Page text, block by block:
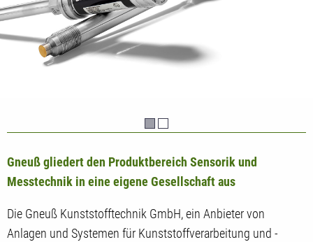
Gneuß gliedert den Produktbereich Sensorik und
Messtechnik in eine eigene Gesellschaft aus
Die Gneuß Kunststofftechnik GmbH, ein Anbieter von
Anlagen und Systemen für Kunststoffverarbeitung und -